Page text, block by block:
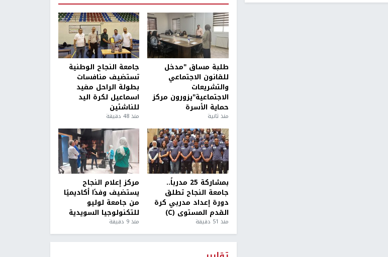
طلبة مساق "مدخل
للقانون الاجتماعي
والتشريعات
الاجتماعية"يزورون مركز
حماية الأسرة
منذ ثانية
جامعة النجاح الوطنية
تستضيف منافسات
بطولة الراحل مفيد
اسماعيل لكرة اليد
للناشئين
منذ 48 دقيقة
بمشاركة 25 مدرباً..
جامعة النجاح تطلق
دورة إعداد مدربي كرة
القدم المستوى (C)
منذ 51 دقيقة
مركز إعلام النجاح
يستضيف وفدًا أكاديميًا
من جامعة لوليو
للتكنولوجيا السويدية
منذ 9 دقيقة